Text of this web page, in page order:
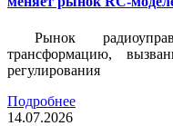
Рынок
трансформацию,
регулирования
Подробнее
14.07.2026